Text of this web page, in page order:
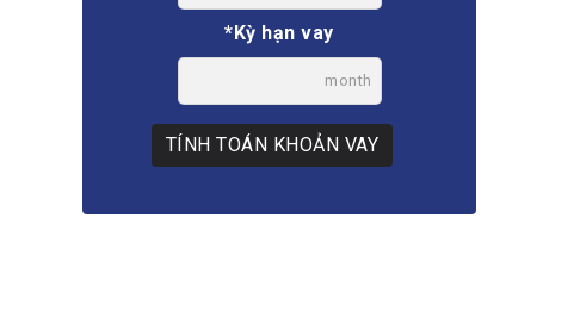
*Kỳ hạn vay
month
TÍNH TOÁN KHOẢN VAY